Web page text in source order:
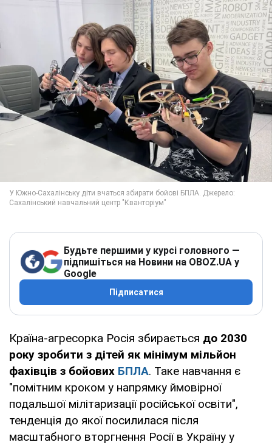
Будьте першими у курсі головного —
підпишіться на Новини на OBOZ.UA у
Google
Підписатися
Країна-агресорка Росія збирається до 2030
року зробити з дітей як мінімум мільйон
фахівців з бойових БПЛА. Таке навчання є
"помітним кроком у напрямку ймовірної
подальшої мілітаризації російської освіти",
тенденція до якої посилилася після
масштабного вторгнення Росії в Україну у